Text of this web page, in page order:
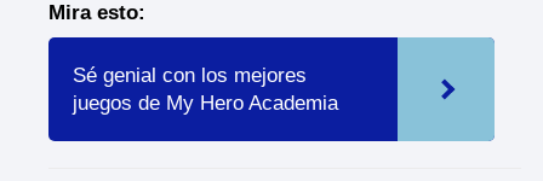
Mira esto:
Sé genial con los mejores
juegos de My Hero Academia